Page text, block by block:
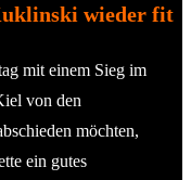
wieder fit
mit einem Sieg im
von den
möchten,
ein gutes